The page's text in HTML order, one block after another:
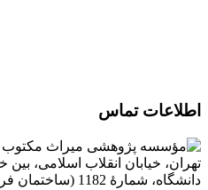
اطلاعات تماس
تهران، خیابان انقلاب اسلامی، بین